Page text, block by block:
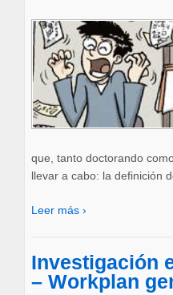
que, tanto doctorando
llevar a cabo: la definición
Leer más ›
Investigación
– Workplan